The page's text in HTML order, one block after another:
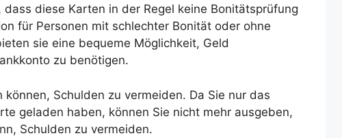
diese Karten in der Regel keine Bonitätsprüfung
für Personen mit schlechter Bonität oder ohne
sie eine bequeme Möglichkeit, Geld
zu benötigen.
Schulden zu vermeiden. Da Sie nur das
geladen haben, können Sie nicht mehr ausgeben,
Schulden zu vermeiden.